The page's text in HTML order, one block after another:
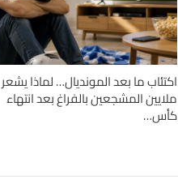
اكتئاب ما بعد المونديال… لماذا يشعر
ملايين المشجعين بالفراغ بعد انتهاء
كأس…